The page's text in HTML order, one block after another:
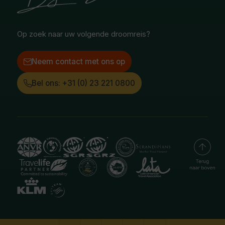
Facebook
Instagram
Op zoek naar uw volgende droomreis?
Neem contact met ons op
Bel ons: +31 (0) 23 221 0800